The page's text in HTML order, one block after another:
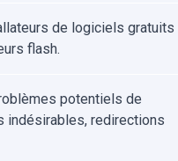
de logiciels gratuits
flash.
potentiels de
indésirables, redirections